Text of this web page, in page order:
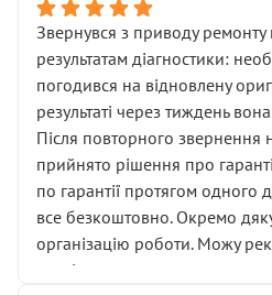
Звернувся з приводу
результатам діагностики:
погодився на відновлену
результаті через тиждень
Після повторного звернення
прийнято рішення про
по гарантії протягом одного
все безкоштовно. Окремо
організацію роботи. Можу
сервіс.